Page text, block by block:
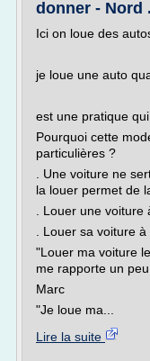
donner - Nord
Ici on loue des
je loue une auto
est une pratique
Pourquoi cette
particulières ?
. Une voiture ne
la louer permet de
. Louer une
. Louer sa voiture
"Louer ma voiture
me rapporte un
Marc
"Je loue ma...
Lire la suite